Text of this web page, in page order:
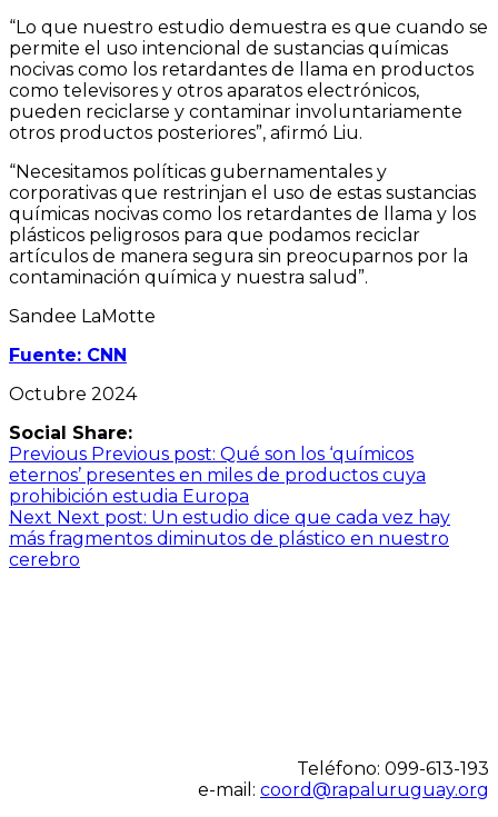
“Lo que nuestro estudio demuestra es que cuando se
permite el uso intencional de sustancias químicas
nocivas como los retardantes de llama en productos
como televisores y otros aparatos electrónicos,
pueden reciclarse y contaminar involuntariamente
otros productos posteriores”, afirmó Liu.
“Necesitamos políticas gubernamentales y
corporativas que restrinjan el uso de estas sustancias
químicas nocivas como los retardantes de llama y los
plásticos peligrosos para que podamos reciclar
artículos de manera segura sin preocuparnos por la
contaminación química y nuestra salud”.
Sandee LaMotte
Fuente: CNN
Octubre 2024
Social Share:
Navegación
de
entradas
Previous Previous post: Qué son los ‘químicos
eternos’ presentes en miles de productos cuya
prohibición estudia Europa
Next Next post: Un estudio dice que cada vez hay
más fragmentos diminutos de plástico en nuestro
cerebro
Teléfono: 099-613-193
e-mail: coord@rapaluruguay.org